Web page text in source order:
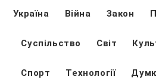
Україна Війна Закон
Суспільство Світ
Спорт Технології